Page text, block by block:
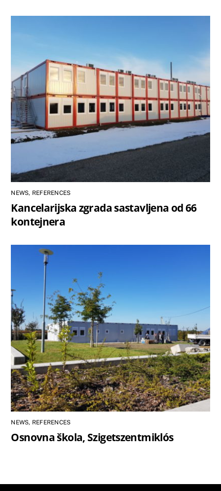
NEWS, REFERENCES
Kancelarijska zgrada sastavljena od 66
kontejnera
NEWS, REFERENCES
Osnovna škola, Szigetszentmiklós